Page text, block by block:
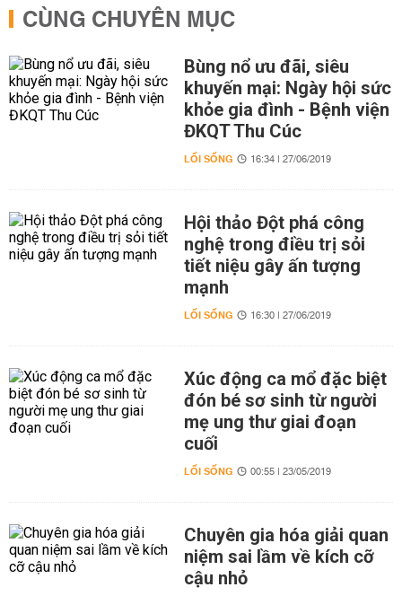
CÙNG CHUYÊN MỤC
Bùng nổ ưu đãi, siêu
khuyến mại: Ngày hội sức
khỏe gia đình - Bệnh viện
ĐKQT Thu Cúc
LỐI SỐNG 16:34 | 27/06/2019
Hội thảo Đột phá công
nghệ trong điều trị sỏi
tiết niệu gây ấn tượng
mạnh
LỐI SỐNG 16:30 | 27/06/2019
Xúc động ca mổ đặc biệt
đón bé sơ sinh từ người
mẹ ung thư giai đoạn
cuối
LỐI SỐNG 00:55 | 23/05/2019
Chuyên gia hóa giải quan
niệm sai lầm về kích cỡ
cậu nhỏ